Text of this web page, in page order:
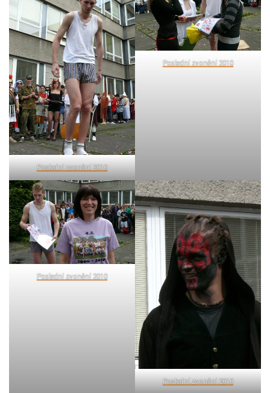
Poslední zvonění 2010
Poslední zvonění 2010
Poslední zvonění 2010
Poslední zvonění 2010